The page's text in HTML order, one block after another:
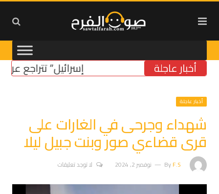
أخبار عاجلة “إسرائيل” تتراجع عن
أخبار عاجلة
شهداء وجرحى في الغارات على
قرى قضاءي صور وبنت جبيل ليلا
ByF.S نوفمبر 2, 2024 لا توجد تعليقات